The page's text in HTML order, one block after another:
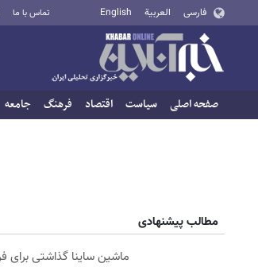
فارسی العربية English تماس با ما
صفحه اصلی سیاست اقتصاد فرهنگ جامعه
مطالب پیشنهادی
ماشین ساینا گذاشتی